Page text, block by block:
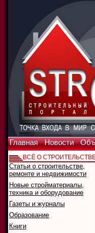
Главная Новости
ВСЁ О
Статьи о строительстве,
ремонте и недвижимости
Новые стройматериалы,
техника и оборудование
Газеты и журналы
Образование
Книги